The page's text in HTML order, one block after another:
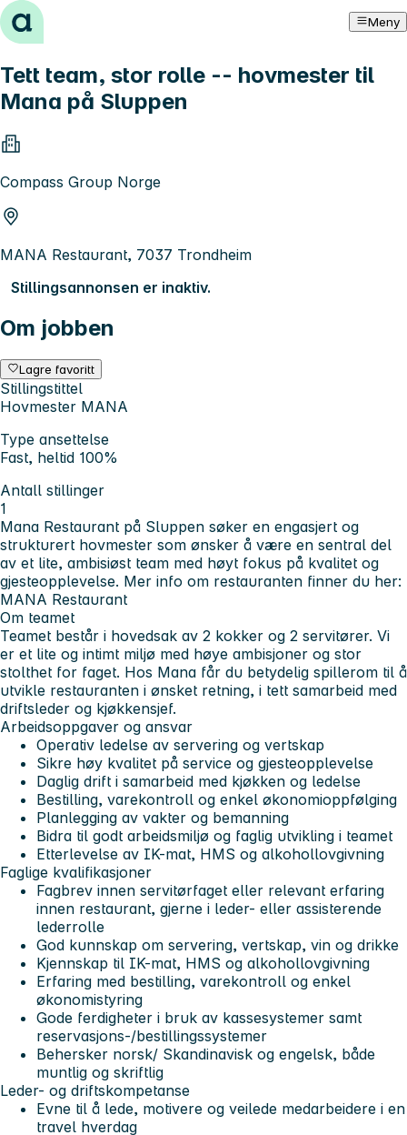
Hopp til innhold Meny
Tett team, stor rolle -- hovmester til
Mana på Sluppen
Compass Group Norge
MANA Restaurant, 7037 Trondheim
Stillingsannonsen er inaktiv.
Om jobben
Lagre favoritt
Stillingstittel
Hovmester MANA
Type ansettelse
Fast, heltid 100%
Antall stillinger
1
Mana Restaurant på Sluppen søker en engasjert og
strukturert hovmester som ønsker å være en sentral del
av et lite, ambisiøst team med høyt fokus på kvalitet og
gjesteopplevelse. Mer info om restauranten finner du her:
MANA Restaurant
Om teamet
Teamet består i hovedsak av 2 kokker og 2 servitører. Vi
er et lite og intimt miljø med høye ambisjoner og stor
stolthet for faget. Hos Mana får du betydelig spillerom til å
utvikle restauranten i ønsket retning, i tett samarbeid med
driftsleder og kjøkkensjef.
Arbeidsoppgaver og ansvar
Operativ ledelse av servering og vertskap
Sikre høy kvalitet på service og gjesteopplevelse
Daglig drift i samarbeid med kjøkken og ledelse
Bestilling, varekontroll og enkel økonomioppfølging
Planlegging av vakter og bemanning
Bidra til godt arbeidsmiljø og faglig utvikling i teamet
Etterlevelse av IK-mat, HMS og alkohollovgivning
Faglige kvalifikasjoner
Fagbrev innen servitørfaget eller relevant erfaring
innen restaurant, gjerne i leder- eller assisterende
lederrolle
God kunnskap om servering, vertskap, vin og drikke
Kjennskap til IK-mat, HMS og alkohollovgivning
Erfaring med bestilling, varekontroll og enkel
økonomistyring
Gode ferdigheter i bruk av kassesystemer samt
reservasjons-/bestillingssystemer
Behersker norsk/ Skandinavisk og engelsk, både
muntlig og skriftlig
Leder- og driftskompetanse
Evne til å lede, motivere og veilede medarbeidere i en
travel hverdag